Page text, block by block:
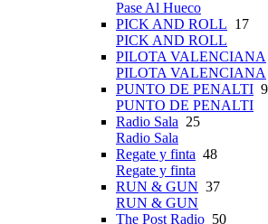
Pase Al Hueco
PICK AND ROLL 17
PICK AND ROLL
PILOTA VALENCIANA
PILOTA VALENCIANA
PUNTO DE PENALTI 9
PUNTO DE PENALTI
Radio Sala 25
Radio Sala
Regate y finta 48
Regate y finta
RUN & GUN 37
RUN & GUN
The Post Radio 50